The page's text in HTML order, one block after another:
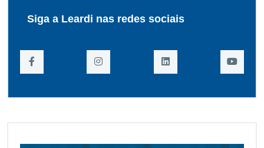
Siga a Leardi nas redes sociais